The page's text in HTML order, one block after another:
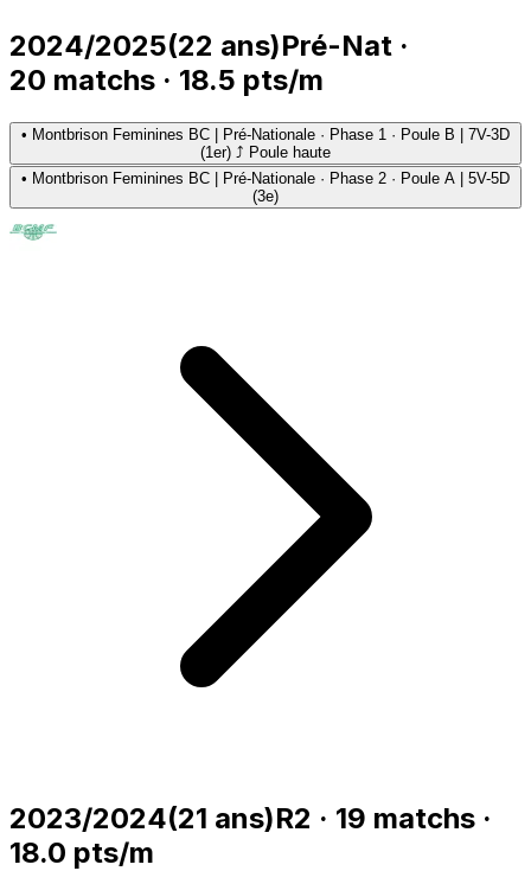
2024/2025(22 ans)Pré-Nat ·
20 matchs · 18.5 pts/m
• Montbrison Feminines BC | Pré-Nationale · Phase 1 · Poule B | 7V-3D
(1er) ⤴ Poule haute
• Montbrison Feminines BC | Pré-Nationale · Phase 2 · Poule A | 5V-5D
(3e)
2023/2024(21 ans)R2 · 19 matchs ·
18.0 pts/m